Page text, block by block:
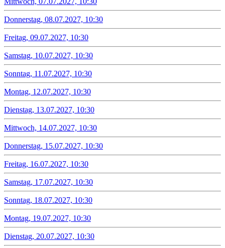
Donnerstag, 08.07.2027, 10:30
Freitag, 09.07.2027, 10:30
Samstag, 10.07.2027, 10:30
Sonntag, 11.07.2027, 10:30
Montag, 12.07.2027, 10:30
Dienstag, 13.07.2027, 10:30
Mittwoch, 14.07.2027, 10:30
Donnerstag, 15.07.2027, 10:30
Freitag, 16.07.2027, 10:30
Samstag, 17.07.2027, 10:30
Sonntag, 18.07.2027, 10:30
Montag, 19.07.2027, 10:30
Dienstag, 20.07.2027, 10:30